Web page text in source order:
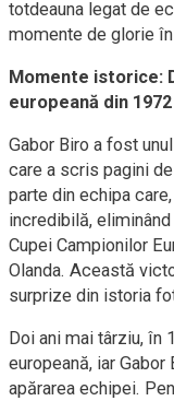
totdeauna legat de
momente de glorie
Momente istorice:
europeană din 1972
Gabor Biro a fost
care a scris pagini
parte din echipa
incredibilă,
Cupei Campionilor
Olanda. Această
surprize din istoria
Doi ani mai târziu, în
europeană, iar
apărarea echipei.